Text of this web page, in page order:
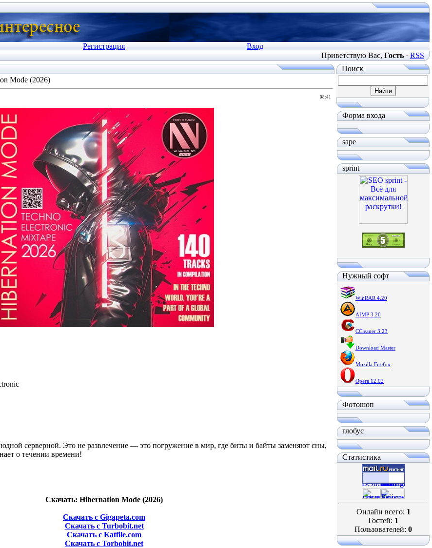
Регистрация
Вход
Приветствую Вас, Гость· RSS
Mode (2026)
08:41
серверной. Это не развлечение — это погружение в мир, где биты и байты заменяют сны,
о течении времени!
Скачать: Hibernation Mode (2026)
Скачать с Gigapeta.com
Скачать с Turbobit.net
Скачать с Katfile.com
Скачать с Torbobit.net
Поиск
Форма входа
sape
sprint
Нужный софт
WinRAR 4.20
AIMP 3.20
CCleaner 3.23
Download Master
Mozilla Firefox
Opera 12.02
Фотошоп
глобус
Статистика
Онлайн всего: 1
Гостей: 1
Пользователей: 0